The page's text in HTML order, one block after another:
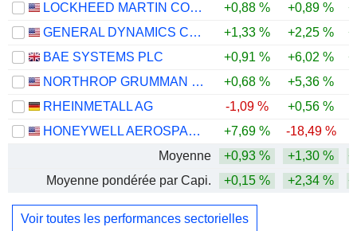
LOCKHEED MARTIN CORPORATION
+0,88 % +0,89 %
GENERAL DYNAMICS CORPORATION
+1,33 % +2,25 %
BAE SYSTEMS PLC
+0,91 % +6,02 %
NORTHROP GRUMMAN CORPORATION
+0,68 % +5,36 %
RHEINMETALL AG
-1,09 % +0,56 %
HONEYWELL AEROSPACE INC.
+7,69 %
-18,49 %
Moyenne
+0,93 % +1,30 %
Moyenne pondérée par Capi.
+0,15 % +2,34 %
Voir toutes les performances sectorielles